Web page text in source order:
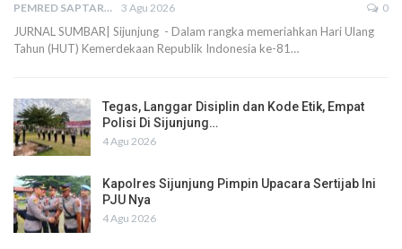
PEMRED SAPTARIUS 3 Agu 2026 0
JURNAL SUMBAR| Sijunjung - Dalam rangka memeriahkan Hari Ulang
Tahun (HUT) Kemerdekaan Republik Indonesia ke-81…
Tegas, Langgar Disiplin dan Kode Etik, Empat
Polisi Di Sijunjung…
4 Agu 2026
Kapolres Sijunjung Pimpin Upacara Sertijab Ini
PJU Nya
4 Agu 2026